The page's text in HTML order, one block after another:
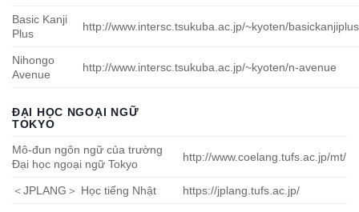
Basic Kanji
Plus
http://www.intersc.tsukuba.ac.jp/~kyoten/basickanjiplus
Nihongo
Avenue
http://www.intersc.tsukuba.ac.jp/~kyoten/n-avenue
ĐẠI HỌC NGOẠI NGỮ
TOKYO
Mô-đun ngôn ngữ của trường
Đại học ngoại ngữ Tokyo
http://www.coelang.tufs.ac.jp/mt/
＜JPLANG＞ Học tiếng Nhật https://jplang.tufs.ac.jp/